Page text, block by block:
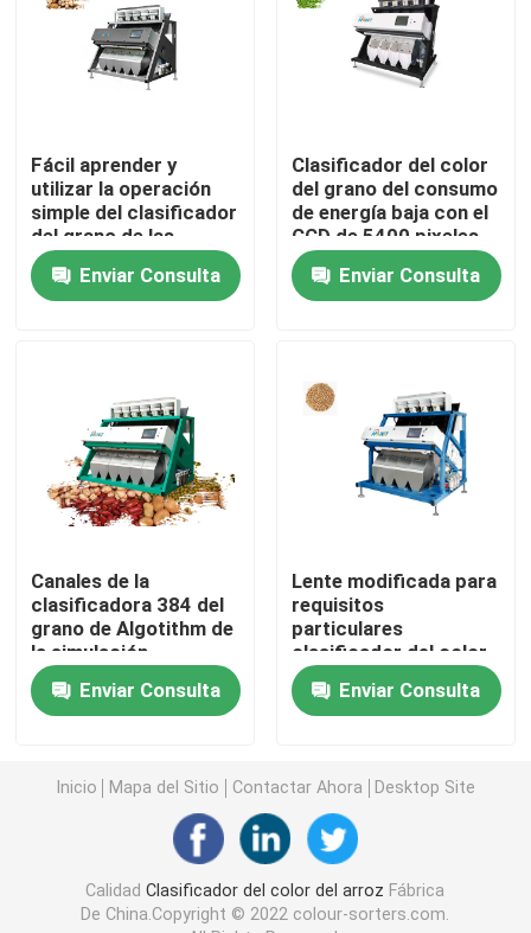
Clasificador del color del arroz
clasificador del color del grano
Clasificador del color del trigo
clasificador del color del anacardo
Los granos de café colorean el clasificador
Clasificador del color de la especia
Clasificador Nuts del color
clasificador plástico del color
Clasificador del color de la correa
Clasificadora infrarroja
Fácil aprender y
utilizar la operación
simple del clasificador
del grano de las
lámparas del LED
Enviar Consulta
Clasificador del color
del grano del consumo
de energía baja con el
CCD de 5400 pixeles
Enviar Consulta
Canales de la
clasificadora 384 del
grano de Algotithm de
la simulación
Enviar Consulta
Lente modificada para
requisitos
particulares
clasificador del color
del grano del sistema
de la imagen del CCD
de 5400 pixeles
Enviar Consulta
Inicio Mapa del Sitio Contactar Ahora Desktop Site
CalidadClasificador del color del arroz Fábrica
De China.Copyright © 2022 colour-sorters.com.